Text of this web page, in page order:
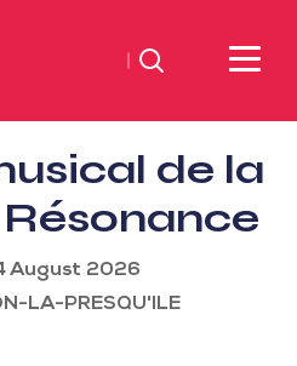
Suchen
de la
Résonance
August 2026
LA-PRESQU'ILE